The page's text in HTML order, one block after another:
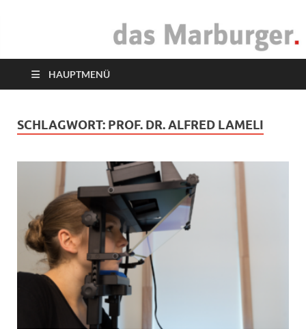
das Marburger.
HAUPTMENÜ
SCHLAGWORT: PROF. DR. ALFRED LAMELI